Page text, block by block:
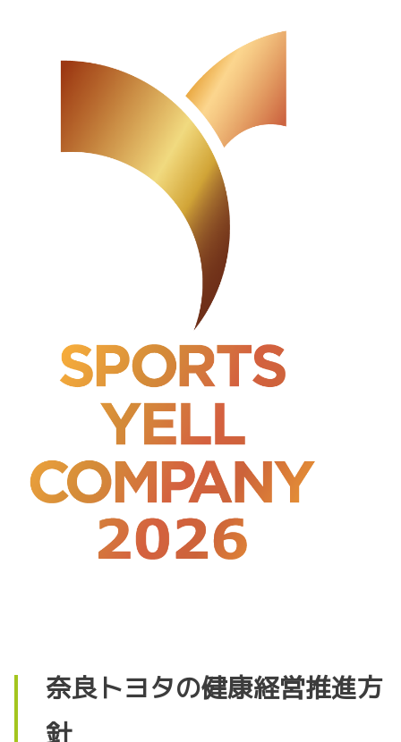
奈良トヨタの健康経営推進方
針